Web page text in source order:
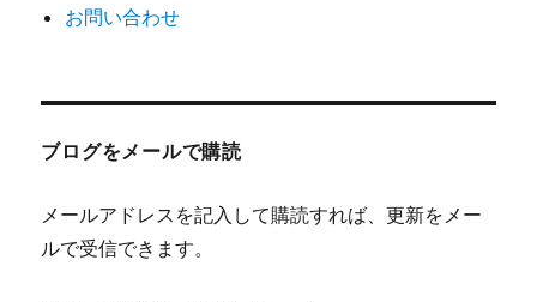
お問い合わせ
ブログをメールで購読
メールアドレスを記入して購読すれば、更新をメー
ルで受信できます。